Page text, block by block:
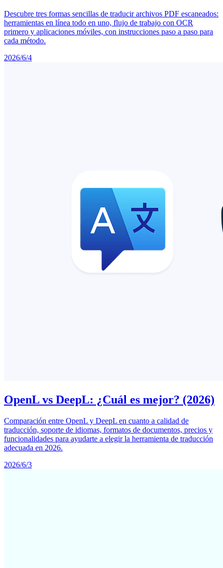
Descubre tres formas sencillas de traducir archivos PDF escaneados:
herramientas en línea todo en uno, flujo de trabajo con OCR
primero y aplicaciones móviles, con instrucciones paso a paso para
cada método.
2026/6/4
OpenL vs DeepL: ¿Cuál es mejor? (2026)
Comparación entre OpenL y DeepL en cuanto a calidad de
traducción, soporte de idiomas, formatos de documentos, precios y
funcionalidades para ayudarte a elegir la herramienta de traducción
adecuada en 2026.
2026/6/3